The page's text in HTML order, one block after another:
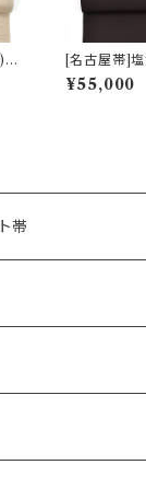
[名古屋帯]
舗染屋 謹製
め 九寸帯 正
¥55,000
帯
～